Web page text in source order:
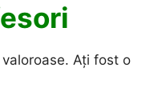
Ați fost o